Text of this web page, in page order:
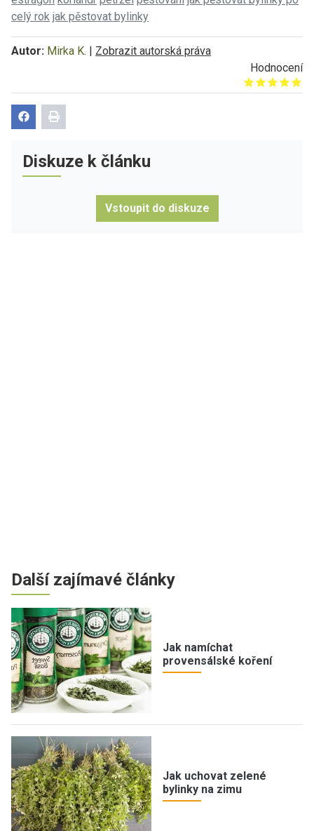
celý rok jak pěstovat bylinky
Autor: Mirka K. | Zobrazit autorská práva
Hodnocení
Give it 1/5
Give it 2/5
Give it 3/5
Give it 4/5
Give it 5/5
Diskuze k článku
Vstoupit do diskuze
Další zajímavé články
Jak namíchat
provensálské koření
Jak uchovat zelené
bylinky na zimu